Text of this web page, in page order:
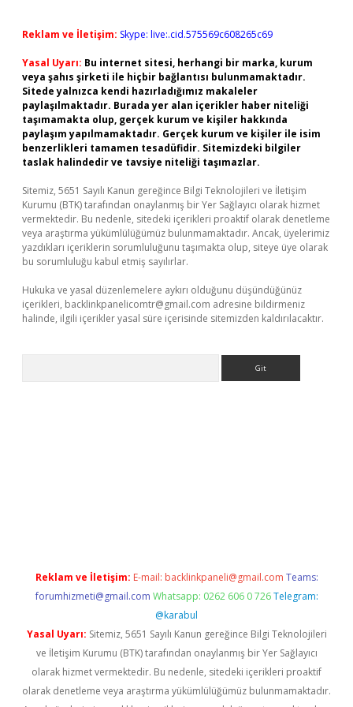
Reklam ve İletişim: Skype: live:.cid.575569c608265c69
Yasal Uyarı: Bu internet sitesi, herhangi bir marka, kurum
veya şahıs şirketi ile hiçbir bağlantısı bulunmamaktadır.
Sitede yalnızca kendi hazırladığımız makaleler
paylaşılmaktadır. Burada yer alan içerikler haber niteliği
taşımamakta olup, gerçek kurum ve kişiler hakkında
paylaşım yapılmamaktadır. Gerçek kurum ve kişiler ile isim
benzerlikleri tamamen tesadüfidir. Sitemizdeki bilgiler
taslak halindedir ve tavsiye niteliği taşımazlar.
Sitemiz, 5651 Sayılı Kanun gereğince Bilgi Teknolojileri ve İletişim
Kurumu (BTK) tarafından onaylanmış bir Yer Sağlayıcı olarak hizmet
vermektedir. Bu nedenle, sitedeki içerikleri proaktif olarak denetleme
veya araştırma yükümlülüğümüz bulunmamaktadır. Ancak, üyelerimiz
yazdıkları içeriklerin sorumluluğunu taşımakta olup, siteye üye olarak
bu sorumluluğu kabul etmiş sayılırlar.
Hukuka ve yasal düzenlemelere aykırı olduğunu düşündüğünüz
içerikleri, backlinkpanelicomtr@gmail.com adresine bildirmeniz
halinde, ilgili içerikler yasal süre içerisinde sitemizden kaldırılacaktır.
Reklam ve İletişim: E-mail: backlinkpaneli@gmail.com Teams:
forumhizmeti@gmail.com Whatsapp: 0262 606 0 726 Telegram:
@karabul
Yasal Uyarı: Sitemiz, 5651 Sayılı Kanun gereğince Bilgi Teknolojileri
ve İletişim Kurumu (BTK) tarafından onaylanmış bir Yer Sağlayıcı
olarak hizmet vermektedir. Bu nedenle, sitedeki içerikleri proaktif
olarak denetleme veya araştırma yükümlülüğümüz bulunmamaktadır.